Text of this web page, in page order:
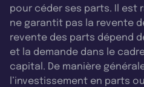
pour céder ses parts. Il est
ne garantit pas la revente
revente des parts dépend
et la demande dans le
capital. De manière
l’investissement en parts